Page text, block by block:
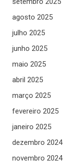
agosto 2025
julho 2025
junho 2025
maio 2025
abril 2025
março 2025
fevereiro 2025
janeiro 2025
dezembro 2024
novembro 2024